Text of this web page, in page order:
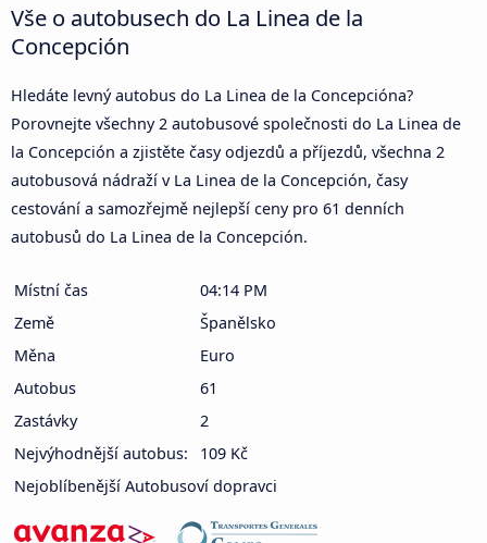
Vše o autobusech do La Linea de la
Concepción
Hledáte levný autobus do La Linea de la Concepcióna?
Porovnejte všechny 2 autobusové společnosti do La Linea de
la Concepción a zjistěte časy odjezdů a příjezdů, všechna 2
autobusová nádraží v La Linea de la Concepción, časy
cestování a samozřejmě nejlepší ceny pro 61 denních
autobusů do La Linea de la Concepción.
Místní čas
04:14 PM
Země
Španělsko
Měna
Euro
Autobus
61
Zastávky
2
Nejvýhodnější autobus:
109 Kč
Nejoblíbenější Autobusoví dopravci